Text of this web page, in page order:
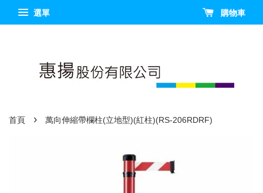
選單 購物車
首頁 › 萬向伸縮帶欄柱(立地型)(紅柱)(RS-206RDRF)